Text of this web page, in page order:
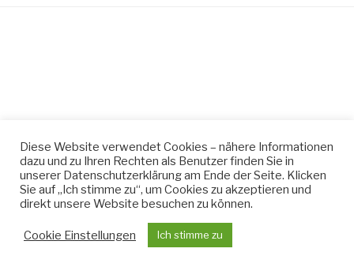
Diese Website verwendet Cookies – nähere Informationen
dazu und zu Ihren Rechten als Benutzer finden Sie in
unserer Datenschutzerklärung am Ende der Seite. Klicken
Sie auf „Ich stimme zu“, um Cookies zu akzeptieren und
direkt unsere Website besuchen zu können.
Cookie Einstellungen Ich stimme zu